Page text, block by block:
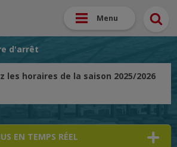
Menu
d'arrêt
les horaires de la saison 2025/2026
EN TEMPS RÉEL